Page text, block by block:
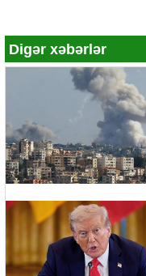
Digər xəbərlər